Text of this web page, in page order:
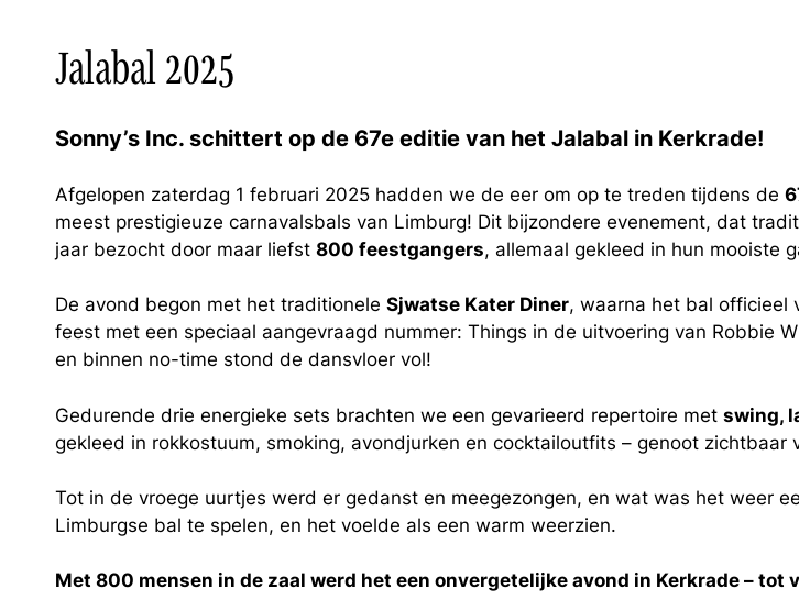
Jalabal 2025
Sonny’s Inc. schittert op de 67e editie van het Jalabal in Kerkrade!
Afgelopen zaterdag 1 februari 2025 hadden we de eer om op te treden tijdens de
meest prestigieuze carnavalsbals van Limburg! Dit bijzondere evenement, dat
jaar bezocht door maar liefst800 feestgangers, allemaal gekleed in hun mooiste
De avond begon met het traditioneleSjwatse Kater Diner, waarna het bal officieel
feest met een speciaal aangevraagd nummer:Things in de uitvoering van Robbie
en binnen no-time stond de dansvloer vol!
Gedurende drie energieke sets brachten we een gevarieerd repertoire metswing,
gekleed in rokkostuum, smoking, avondjurken en cocktailoutfits – genoot
Tot in de vroege uurtjes werd er gedanst en meegezongen, en wat was het weer
Limburgse bal te spelen, en het voelde als een warm weerzien.
Met 800 mensen in de zaal werd het een onvergetelijke avond in Kerkrade – tot